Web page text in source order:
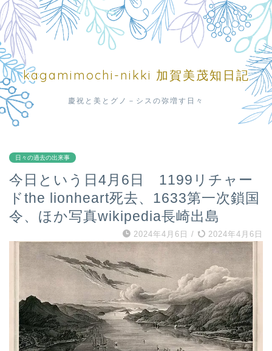
kagamimochi-nikki 加賀美茂知日記
慶祝と美とグノ－シスの弥増す日々
日々の過去の出来事
今日という日4月6日 1199リチャー
ドthe lionheart死去、1633第一次鎖国
令、ほか写真wikipedia長崎出島
2024年4月6日 / 2024年4月6日